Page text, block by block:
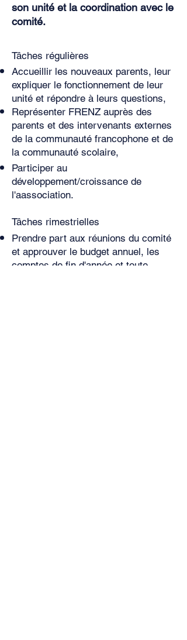
son unité et la coordination avec le
comité.
Tâches régulières
Accueillir les nouveaux parents, leur
expliquer le fonctionnement de leur
unité et répondre à leurs questions,
Représenter FRENZ auprès des
parents et des intervenants externes
de la communauté francophone et de
la communauté scolaire,
Participer au
développement/croissance de
l'aassociation.
Tâches rimestrielles
Prendre part aux réunions du comité
et approuver le budget annuel, les
comptes de fin d'année et toute